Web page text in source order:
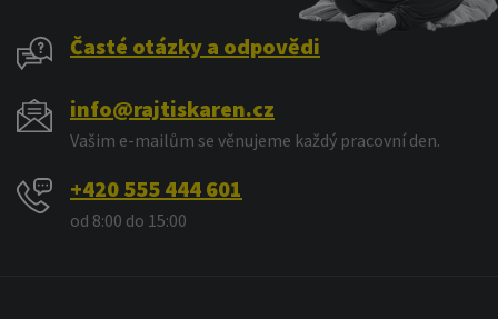
Časté otázky a odpovědi
info@rajtiskaren.cz
Vašim e-mailům se věnujeme každý pracovní den.
+420 555 444 601
od 8:00 do 15:00